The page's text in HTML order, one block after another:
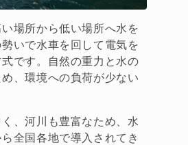
場所から低い場所へ水を
いで水車を回して電気を
です。自然の重力と水の
、環境への負荷が少ない
、河川も豊富なため、水
全国各地で導入されてき